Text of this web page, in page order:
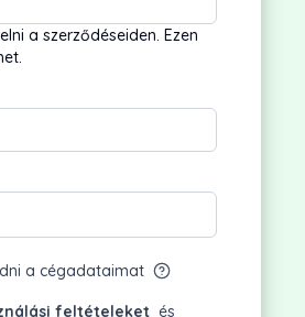
a szerződéseiden. Ezen
a cégadataimat
feltételeket és